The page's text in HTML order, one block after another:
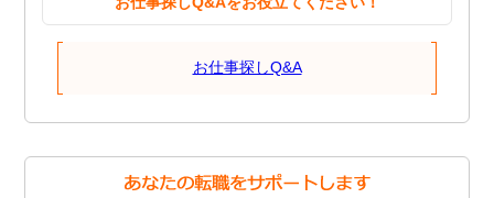
お仕事探しQ&A